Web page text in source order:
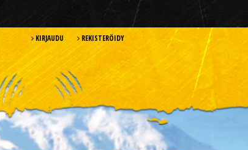
KIRJAUDU REKISTERÖIDY